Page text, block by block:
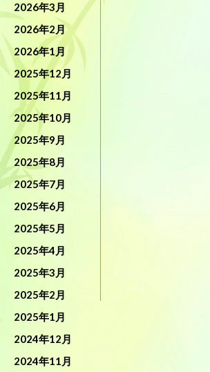
2026年3月
2026年2月
2026年1月
2025年12月
2025年11月
2025年10月
2025年9月
2025年8月
2025年7月
2025年6月
2025年5月
2025年4月
2025年3月
2025年2月
2025年1月
2024年12月
2024年11月